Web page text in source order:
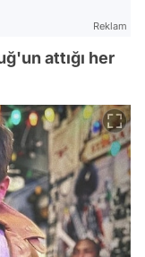
Reklam
attığı her